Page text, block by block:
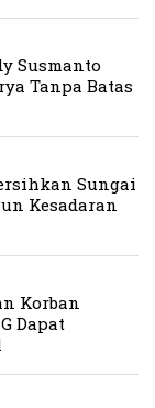
Susmanto
Tanpa Batas
Sungai
Kesadaran
Korban
Dapat